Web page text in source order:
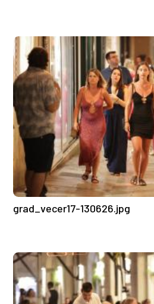
grad_vecer17-130626.jpg